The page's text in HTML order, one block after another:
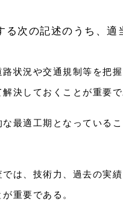
次の記述のうち、適
状況や交通規制等を把
決しておくことが重要で
最適工期となっている
は、技術力、過去の実
重要である。